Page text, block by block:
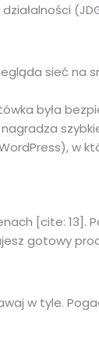
sieć na
była
w
[cite: 13].
gotowy
w tyle.